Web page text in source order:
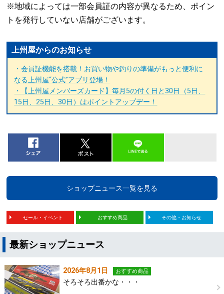
※地域によっては一部会員証の内容が異なるため、ポイン
トを発行していない店舗がございます。
上州屋からのお知らせ
・会員証機能を搭載！お買い物や釣りの準備がもっと便利に
なる上州屋“公式”アプリ登場！
・【上州屋メンバーズカード】毎月5の付く日と30日（5日、
15日、25日、30日）はポイントアップデー！
ショップニュース一覧を見る
セール・イベント おすすめ商品 その他・お知らせ
最新ショップニュース
2026年8月1日 おすすめ商品
そろそろ出番かな・・・